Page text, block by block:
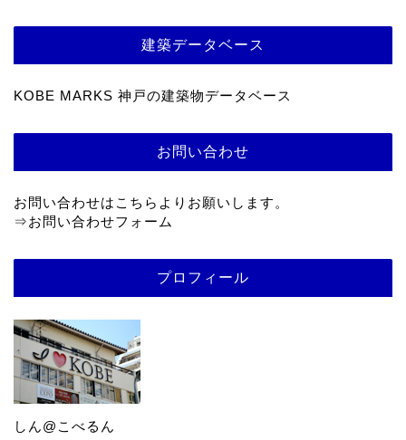
建築データベース
KOBE MARKS 神戸の建築物データベース
お問い合わせ
お問い合わせはこちらよりお願いします。
⇒お問い合わせフォーム
プロフィール
しん@こべるん